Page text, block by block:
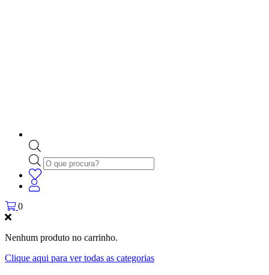
Products
search
0
Nenhum produto no carrinho.
Clique aqui para ver todas as categorias